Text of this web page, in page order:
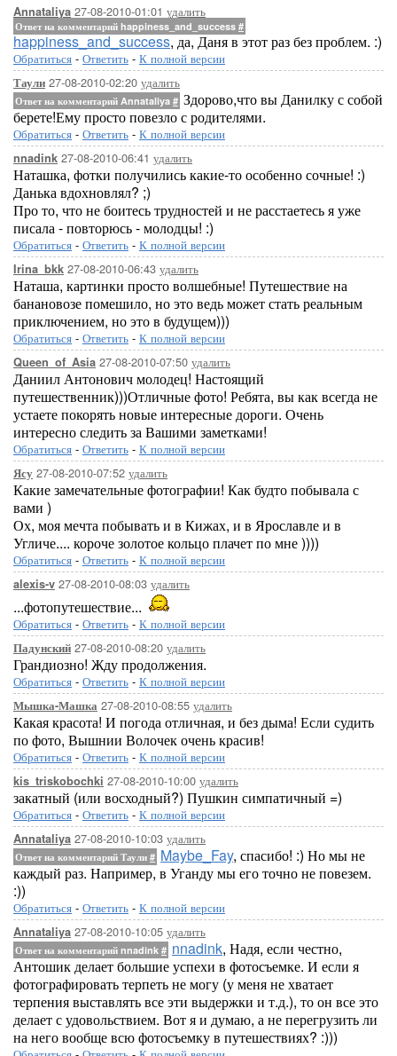
Annataliya 27-08-2010-01:01 удалить
Ответ на комментарий happiness_and_success #
happiness_and_success, да, Даня в этот раз без проблем. :)
Обратиться - Ответить - К полной версии
Таули 27-08-2010-02:20 удалить
Ответ на комментарий Annataliya # Здорово,что вы Данилку с собой
берете!Ему просто повезло с родителями.
Обратиться - Ответить - К полной версии
nnadink 27-08-2010-06:41 удалить
Наташка, фотки получились какие-то особенно сочные! :)
Данька вдохновлял? ;)
Про то, что не боитесь трудностей и не расстаетесь я уже
писала - повторюсь - молодцы! :)
Обратиться - Ответить - К полной версии
Irina_bkk 27-08-2010-06:43 удалить
Наташа, картинки просто волшебные! Путешествие на
банановозе помешило, но это ведь может стать реальным
приключением, но это в будущем)))
Обратиться - Ответить - К полной версии
Queen_of_Asia 27-08-2010-07:50 удалить
Даниил Антонович молодец! Настоящий
путешественник)))Отличные фото! Ребята, вы как всегда не
устаете покорять новые интересные дороги. Очень
интересно следить за Вашими заметками!
Обратиться - Ответить - К полной версии
Ясу 27-08-2010-07:52 удалить
Какие замечательные фотографии! Как будто побывала с
вами )
Ох, моя мечта побывать и в Кижах, и в Ярославле и в
Угличе.... короче золотое кольцо плачет по мне ))))
Обратиться - Ответить - К полной версии
alexis-v 27-08-2010-08:03 удалить
...фотопутешествие...
Обратиться - Ответить - К полной версии
Падунский 27-08-2010-08:20 удалить
Грандиозно! Жду продолжения.
Обратиться - Ответить - К полной версии
Мышка-Машка 27-08-2010-08:55 удалить
Какая красота! И погода отличная, и без дыма! Если судить
по фото, Вышнии Волочек очень красив!
Обратиться - Ответить - К полной версии
kis_triskobochki 27-08-2010-10:00 удалить
закатный (или восходный?) Пушкин симпатичный =)
Обратиться - Ответить - К полной версии
Annataliya 27-08-2010-10:03 удалить
Ответ на комментарий Таули # Maybe_Fay, спасибо! :) Но мы не
каждый раз. Например, в Уганду мы его точно не повезем.
:))
Обратиться - Ответить - К полной версии
Annataliya 27-08-2010-10:05 удалить
Ответ на комментарий nnadink # nnadink, Надя, если честно,
Антошик делает большие успехи в фотосъемке. И если я
фотографировать терпеть не могу (у меня не хватает
терпения выставлять все эти выдержки и т.д.), то он все это
делает с удовольствием. Вот я и думаю, а не перегрузить ли
на него вообще всю фотосъемку в путешествиях? :)))